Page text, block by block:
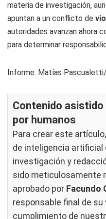
materia de investigación,
apuntan a un conflicto de
autoridades avanzan ahora
para determinar
Informe: Matías Pascualetti/
Contenido
por humanos
Para crear este
de inteligencia
investigación y
sido meticulosamente
aprobado por Facundo
responsable final de su
cumplimiento de